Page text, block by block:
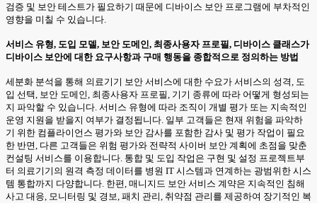
검증 및 보안 테스트가 필요하기 때문에 디바이스 보안 프로그램에 부차적인
영향을 미칠 수 있습니다.
서비스 유형, 도입 모델, 보안 도메인, 최종사용자 프로필, 디바이스 클래스가
디바이스 보안에 대한 요구사항과 구매 행동을 종합적으로 정의하는 방법
세분화 분석을 통해 의료기기 보안 서비스에 대한 수요가 서비스의 성격, 도
입 선택, 보안 도메인, 최종사용자 프로필, 기기 종류에 따라 어떻게 형성되는
지 파악할 수 있습니다. 서비스 유형에 따라 조직이 개별 평가 또는 지속적인
운영 지원을 받을지 여부가 결정됩니다. 일부 고객들은 현재 위험을 파악하
기 위한 컴플라이언스 평가와 보안 감사를 포함한 감사 및 평가 작업이 필요
한 반면, 다른 고객들은 위험 평가와 전략적 사이버 보안 계획에 초점을 맞춘
컨설팅 서비스를 이용합니다. 통합 및 도입 작업은 구현 및 설정 프로젝트부
터 의료기기의 원격 측정 데이터를 병원 IT 시스템과 연계하는 광범위한 시스
템 통합까지 다양합니다. 한편, 매니지드 보안 서비스 계약은 지속적인 침해
사고 대응, 모니터링 및 경보, 패치 관리, 취약점 관리를 제공하여 장기적인 복